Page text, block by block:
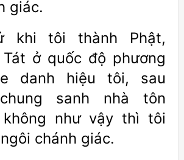
giác.
khi tôi thành Phật,
ở quốc độ phương
danh hiệu tôi, sau
sanh nhà tôn
như vậy thì tôi
chánh giác.